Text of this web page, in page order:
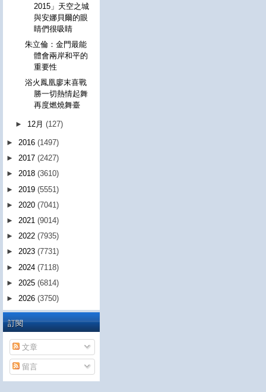
2015」天空之城
與安娜貝爾的眼
睛們很吸睛
朱立倫：金門最能
體會兩岸和平的
重要性
浴火鳳凰廖末喜戰
勝一切熱情起舞
再度燃燒舞臺
► 12月(127)
► 2016 (1497)
► 2017 (2427)
► 2018 (3610)
► 2019 (5551)
► 2020 (7041)
► 2021 (9014)
► 2022 (7935)
► 2023 (7731)
► 2024 (7118)
► 2025 (6814)
► 2026 (3750)
訂閱
文章
留言